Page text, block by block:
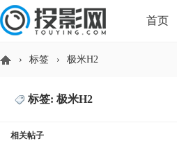
首页
HDMI版本对比 导读
› 标签 › 极米H2
标签: 极米H2
相关帖子